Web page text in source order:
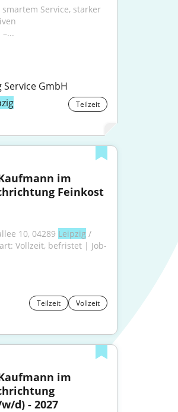
Service, starker
GmbH
Teilzeit
Feinkost
10, 04289 Leipzig /
Vollzeit, befristet | Job-
Teilzeit Vollzeit
d) - 2027